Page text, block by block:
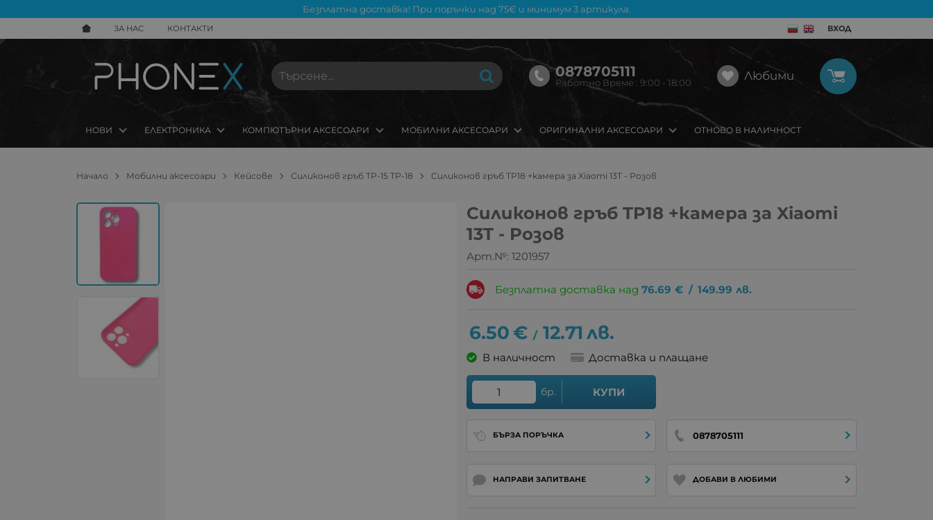
Безплатна доставка! При поръчки над 75€ и минимум 3 артикула.
ЗА НАС КОНТАКТИ ВХОД
0878705111
Работно Време : 9:00 - 18:00 Любими
НОВИ ЕЛЕКТРОНИКА КОМПЮТЪРНИ АКСЕСОАРИ МОБИЛНИ АКСЕСОАРИ ОРИГИНАЛНИ АКСЕСОАРИ ОТНОВО В НАЛИЧНОСТ
Начало Мобилни аксесоари Кейсове Силиконов гръб TP-15 TP-18 Силиконов гръб TP18 +камера за Xiaomi 13T - Розов
Силиконов гръб TP18 +камера за Xiaomi
13T - Розов
Арт.№: 1201957
Безплатна доставка над76.69 € / 149.99 лв.
6.50 € / 12.71 лв.
В наличност Доставка и плащане
бр. КУПИ
БЪРЗА ПОРЪЧКА 0878705111
НАПРАВИ ЗАПИТВАНЕ ДОБАВИ В ЛЮБИМИ